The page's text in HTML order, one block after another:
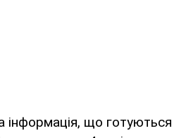
інформація, що готуються